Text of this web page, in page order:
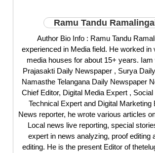
Ramu Tandu
Author Bio Info : Ramu Tandu
experienced in Media field. He worked in
media houses for about 15+ years.
Prajasakti Daily Newspaper , Surya
Namasthe Telangana Daily Newspaper
Chief Editor, Digital Media Expert ,
Technical Expert and Digital Marketing
News reporter, he wrote various articles
Local news live reporting, special
expert in news analyzing, proof editing
editing. He is the present Editor of